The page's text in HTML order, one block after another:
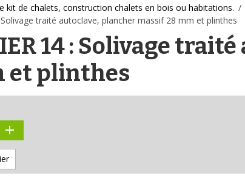
kit de chalets, construction chalets en bois ou habitations.
traité autoclave, plancher massif 28 mm et plinthes
14 : Solivage
et plinthes